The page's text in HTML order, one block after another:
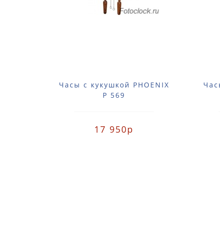
Часы с кукушкой PHOENIX
P 569
17 950р